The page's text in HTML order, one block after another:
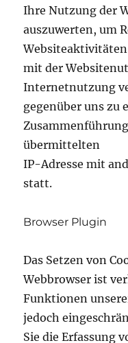
Ihre Nutzung der
auszuwerten, um
mit der
Internetnutzung
gegenüber uns zu
übermittelten
IP-Adresse mit
statt.
Browser Plugin
Das Setzen von
Webbrowser ist
Funktionen
jedoch
Sie die Erfassung